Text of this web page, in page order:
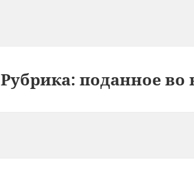
Рубрика:поданное во